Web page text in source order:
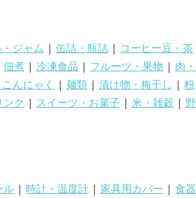
ジャム | 缶詰・瓶詰 | コーヒー豆・茶
佃煮 | 冷凍食品 | フルーツ・果物 | 肉・
んにゃく | 麺類 | 漬け物・梅干し | 粉
ンク | スイーツ・お菓子 | 米・雑穀 | 野
ル | 時計・温度計 | 家具用カバー | 食器